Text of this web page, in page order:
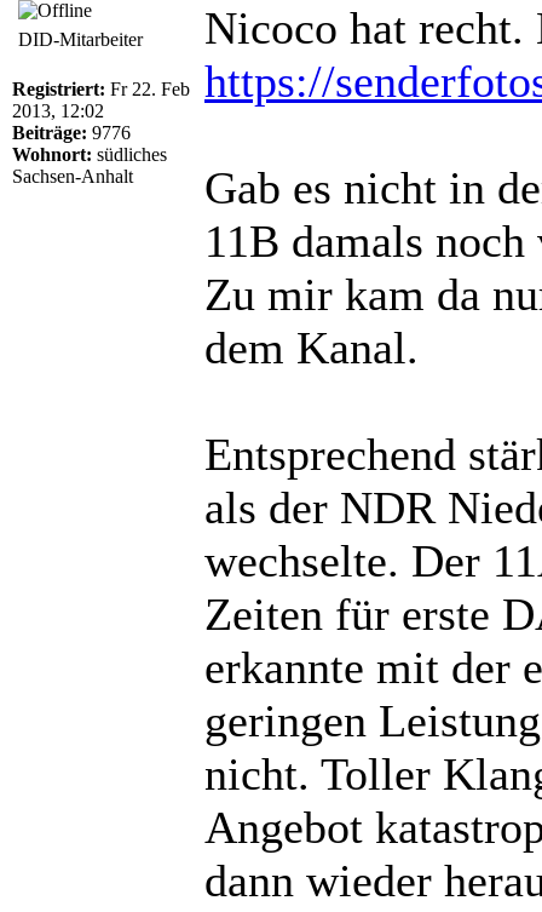
DID-Mitarbeiter
Registriert: Fr 22. Feb
2013, 12:02
Beiträge: 9776
Wohnort: südliches
Sachsen-Anhalt
Nicoco hat
https://
Gab es nicht in
11B damals
Zu mir kam da
dem Kanal.
Entsprechend
als der NDR
wechselte. Der
Zeiten für erste
erkannte mit der
geringen
nicht. Toller
Angebot
dann wieder